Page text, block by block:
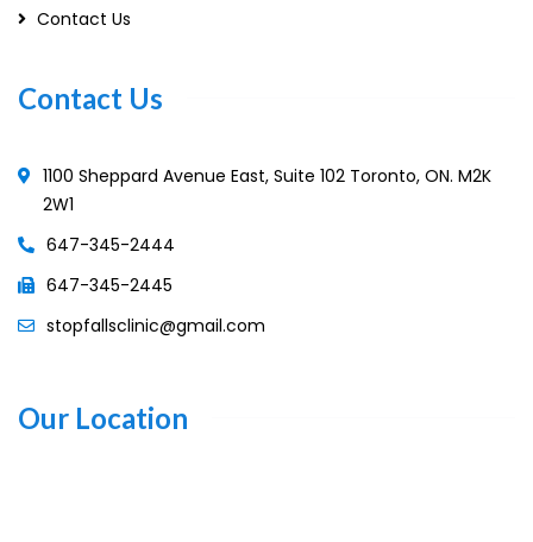
Contact Us
Contact Us
1100 Sheppard Avenue East, Suite 102 Toronto, ON. M2K
2W1
647-345-2444
647-345-2445
stopfallsclinic@gmail.com
Our Location